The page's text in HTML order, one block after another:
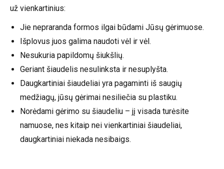
už vienkartinius:
Jie nepraranda formos ilgai būdami Jūsų gėrimuose.
Išplovus juos galima naudoti vėl ir vėl.
Nesukuria papildomų šiukšlių.
Geriant šiaudelis nesulinksta ir nesuplyšta.
Daugkartiniai šiaudeliai yra pagaminti iš saugių
medžiagų, jūsų gėrimai nesiliečia su plastiku.
Norėdami gėrimo su šiaudeliu – jį visada turėsite
namuose, nes kitaip nei vienkartiniai šiaudeliai,
daugkartiniai niekada nesibaigs.